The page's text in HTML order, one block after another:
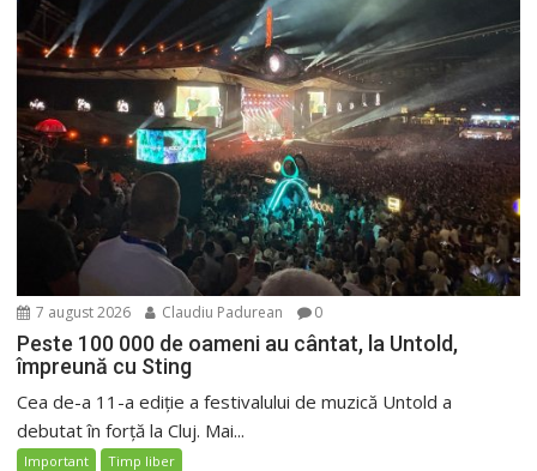
7 august 2026 Claudiu Padurean 0
Peste 100 000 de oameni au cântat, la Untold,
împreună cu Sting
Cea de-a 11-a ediție a festivalului de muzică Untold a
debutat în forță la Cluj. Mai...
Important Timp liber